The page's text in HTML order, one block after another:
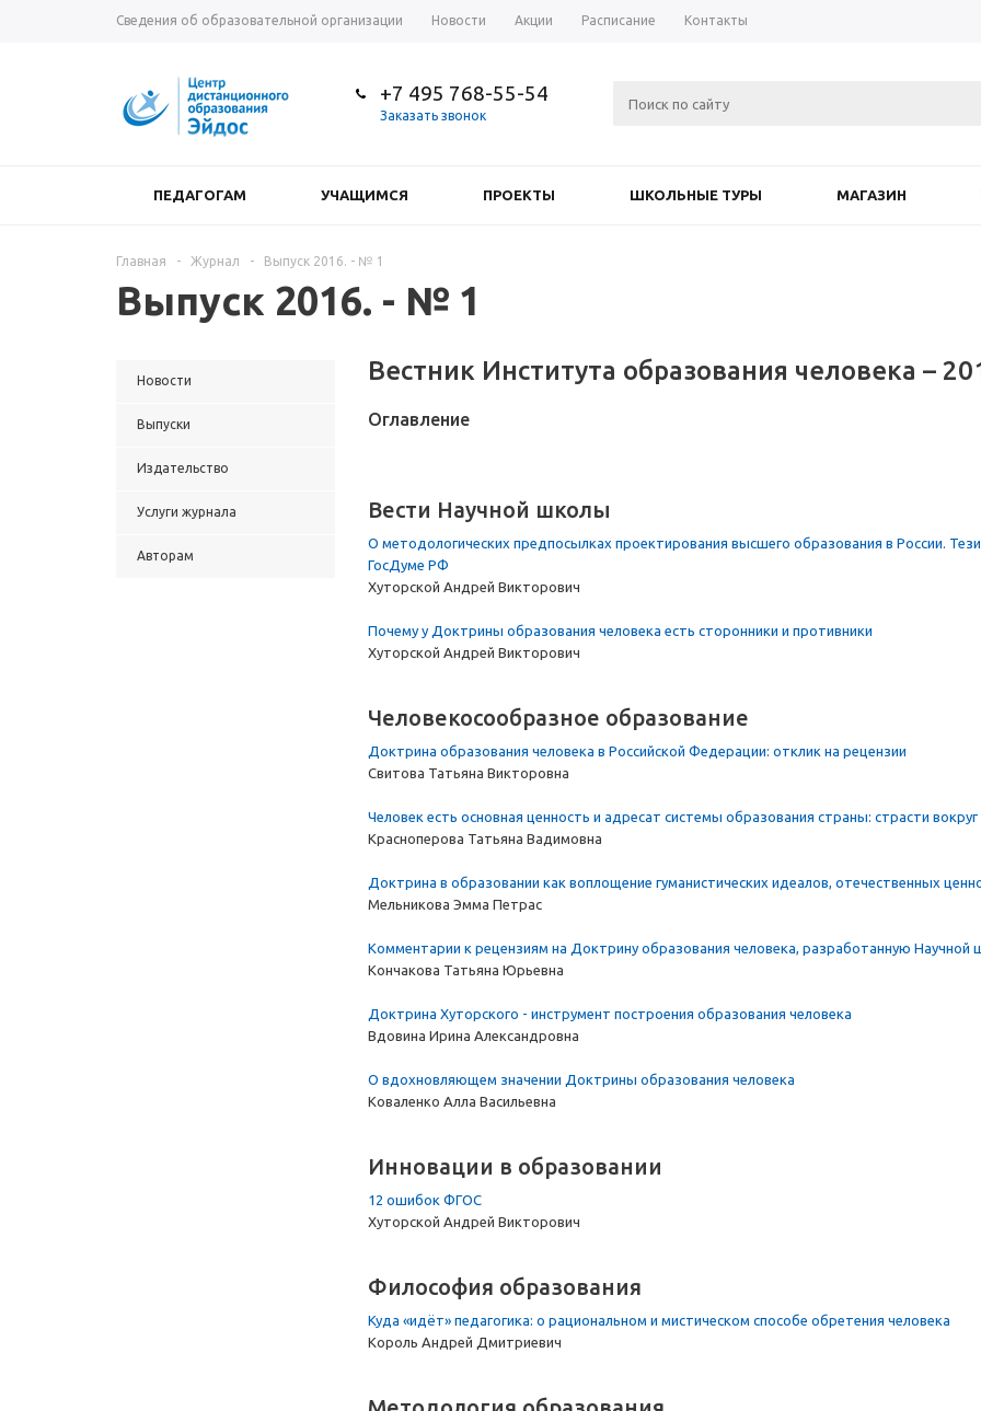
Сведения об образовательной организации Новости Акции Расписание Контакты
+7 495 768-55-54
Заказать звонок
ПЕДАГОГАМ УЧАЩИМСЯ ПРОЕКТЫ ШКОЛЬНЫЕ ТУРЫ МАГАЗИН
Главная - Журнал - Выпуск 2016. - № 1
Выпуск 2016. - № 1
Новости
Выпуски
Издательство
Услуги журнала
Авторам
Вестник Института образования человека –
Оглавление
Вести Научной школы
О методологических предпосылках проектирования высшего образования в России.
ГосДуме РФ
Хуторской Андрей Викторович
Почему у Доктрины образования человека есть сторонники и противники
Хуторской Андрей Викторович
Человекосообразное образование
Доктрина образования человека в Российской Федерации: отклик на рецензии
Свитова Татьяна Викторовна
Человек есть основная ценность и адресат системы образования страны: страсти
Красноперова Татьяна Вадимовна
Доктрина в образовании как воплощение гуманистических идеалов, отечественных
Мельникова Эмма Петрас
Комментарии к рецензиям на Доктрину образования человека, разработанную Научной
Кончакова Татьяна Юрьевна
Доктрина Хуторского - инструмент построения образования человека
Вдовина Ирина Александровна
О вдохновляющем значении Доктрины образования человека
Коваленко Алла Васильевна
Инновации в образовании
12 ошибок ФГОС
Хуторской Андрей Викторович
Философия образования
Куда «идёт» педагогика: о рациональном и мистическом способе обретения человека
Король Андрей Дмитриевич